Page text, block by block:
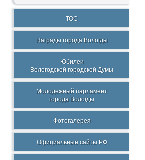
ТОС
Награды города Вологды
Юбилеи
Вологодской городской Думы
Молодежный парламент
города Вологды
Фотогалерея
Официальные сайты РФ